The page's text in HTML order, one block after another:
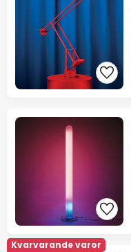
Kvarvarande varor